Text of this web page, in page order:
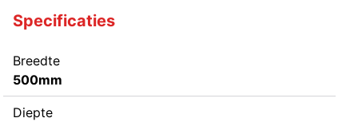
Specificaties
Breedte
500mm
Diepte